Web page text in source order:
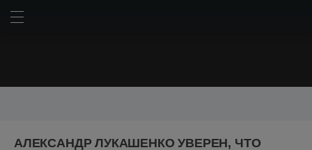
АЛЕКСАНДР ЛУКАШЕНКО УВЕРЕН, ЧТО